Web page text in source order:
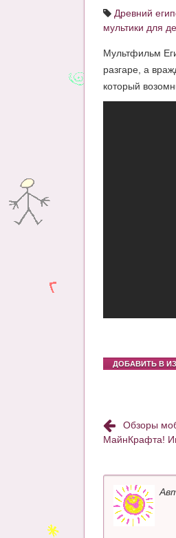
Древний
мультики для
Мультфильм
разгаре, а
который
ДОБАВИТЬ В
Обзоры
МайнКрафта!